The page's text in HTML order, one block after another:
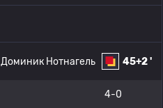
45+2 '
Доминик Нотнагель
4-0